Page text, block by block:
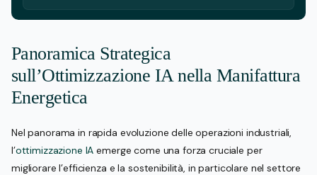
Panoramica Strategica
sull’Ottimizzazione IA nella Manifattura
Energetica
Nel panorama in rapida evoluzione delle operazioni industriali,
l’ottimizzazione IA emerge come una forza cruciale per
migliorare l’efficienza e la sostenibilità, in particolare nel settore